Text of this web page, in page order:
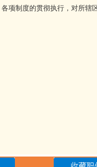
项制度的贯彻执行，对所辖